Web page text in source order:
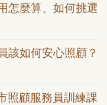
怎麼算、如何挑選
該如何安心照顧？
照顧服務員訓練課